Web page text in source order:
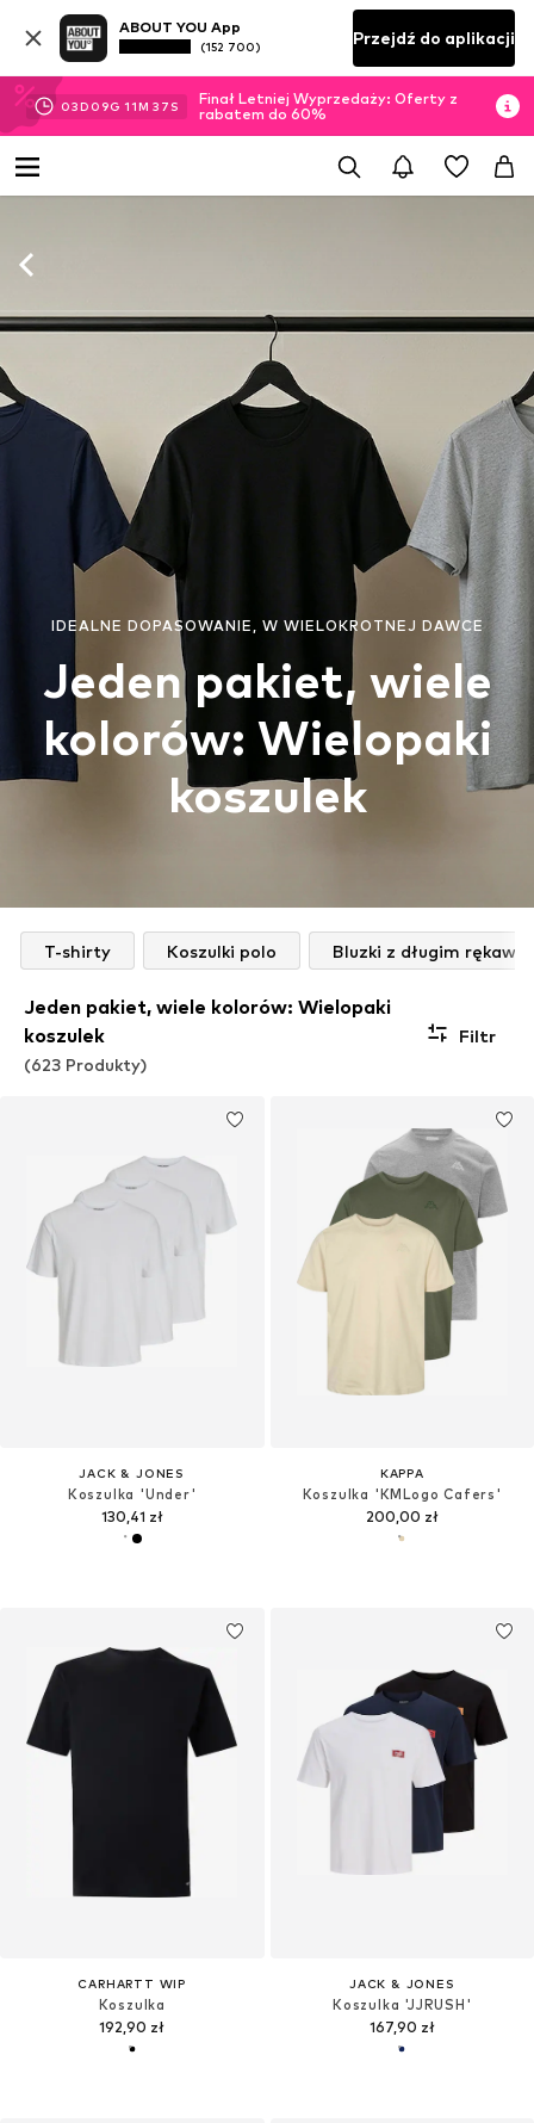
ABOUT YOU App
(152 700) Przejdź do aplikacji
03D 09G 11M 35 S
Finał Letniej Wyprzedaży: Oferty z
rabatem do 60%
IDEALNE DOPASOWANIE, W WIELOKROTNEJ DAWCE
Jeden pakiet, wiele
kolorów: Wielopaki
koszulek
T-shirty Koszulki polo Bluzki z długim
Jeden pakiet, wiele kolorów: Wielopaki
koszulek
(623 Produkty)
Filtr
JACK & JONES
Koszulka 'Under'
130,41 zł
KAPPA
Koszulka 'KMLogo Cafers'
200,00 zł
CARHARTT WIP
Koszulka
192,90 zł
JACK & JONES
Koszulka 'JJRUSH'
167,90 zł